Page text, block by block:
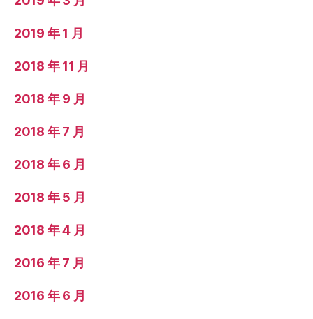
2019 年 1 月
2018 年 11 月
2018 年 9 月
2018 年 7 月
2018 年 6 月
2018 年 5 月
2018 年 4 月
2016 年 7 月
2016 年 6 月